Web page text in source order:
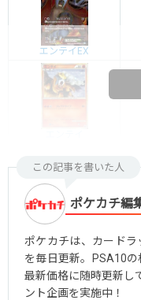
エンテイEX
この記事を書いた人
ポケカチ編
ポケカチは、カード
を毎日更新。PSA10の
最新価格に随時更新し
ント企画を実施中！